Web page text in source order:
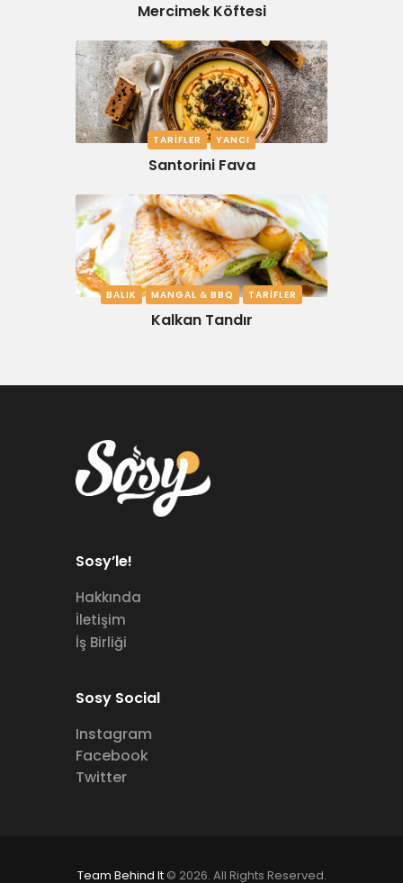
Mercimek Köftesi
TARIFLER YANCI
Santorini Fava
BALIK MANGAL & BBQ TARIFLER
Kalkan Tandır
Sosy’le!
Hakkında
İletişim
İş Birliği
Sosy Social
Instagram
Facebook
Twitter
Team Behind It© 2026. All Rights Reserved.